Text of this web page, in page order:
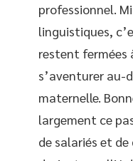
professionnel.
linguistiques,
restent fermées
s’aventurer au-
maternelle.
largement ce
de salariés et